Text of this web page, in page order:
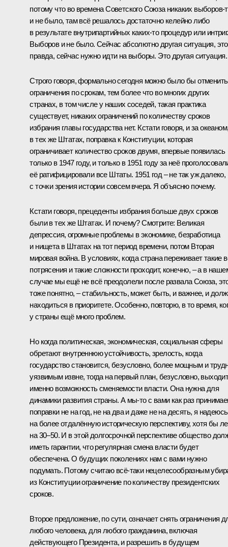
потому что во времена Советского Союза никаких
и не было, там всё решалось достаточно келейно либо
в результате внутрипартийных каких‑то процедур или интриг.
Выборов и не было. Сейчас абсолютно другая ситуация, это
правда, сейчас нужно идти на выборы. Это другая ситуация.
Строго говоря, формально сегодня можно было бы отменить
ограничения по срокам, тем более что во многих других
странах, в том числе у наших соседей, такая практика
существует, никаких ограничений по количеству сроков
избрания главы государства нет. Кстати говоря, и за
в тех же Штатах, поправка к Конституции, которая
ограничивает количество сроков двумя, впервые появилась
только в 1947 году, и только в 1951 году за неё
её ратифицировали все Штаты. 1951 год – не так уж далеко,
с точки зрения истории совсем вчера. Я объясню почему.
Кстати говоря, прецеденты избрания больше двух сроков
были в тех же Штатах. И почему? Смотрите: Великая
депрессия, огромные проблемы в экономике, безработица
и нищета в Штатах на тот период времени, потом Вторая
мировая война. В условиях, когда страна переживает такие
потрясения и такие сложности проходит, конечно, – а в
случае мы ещё не всё преодолели после развала Союза,
тоже понятно, – стабильность, может быть, и важнее, и
находиться в приоритете. Особенно, повторю, в то время,
у страны ещё много проблем.
Но когда политическая, экономическая, социальная сферы
обретают внутреннюю устойчивость, зрелость, когда
государство становится, безусловно, более мощным и
уязвимым извне, тогда на первый план, безусловно,
именно возможность сменяемости власти. Она нужна для
динамики развития страны. А мы‑то с вами как раз
поправки не на год, не на два и даже не на десять, я
на более отдалённую историческую перспективу, хотя бы
на 30–50. И в этой долгосрочной перспективе общество
иметь гарантии, что регулярная смена власти будет
обеспечена. О будущих поколениях нам с вами нужно
подумать. Потому считаю всё-таки нецелесообразным
из Конституции ограничение по количеству президентских
сроков.
Второе предложение, по сути, означает снять ограничения
любого человека, для любого гражданина, включая
действующего Президента, и разрешить в будущем